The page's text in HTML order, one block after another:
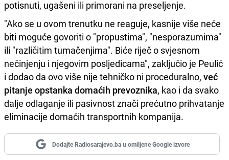
potisnuti, ugašeni ili primorani na preseljenje.
"Ako se u ovom trenutku ne reaguje, kasnije više neće
biti moguće govoriti o "propustima", "nesporazumima"
ili "različitim tumačenjima". Biće riječ o svjesnom
nečinjenju i njegovim posljedicama", zaključio je Peulić
i dodao da ovo više nije tehničko ni proceduralno, već
pitanje opstanka domaćih prevoznika, kao i da svako
dalje odlaganje ili pasivnost znači prećutno prihvatanje
eliminacije domaćih transportnih kompanija.
Dodajte Radiosarajevo.ba u omiljene Google izvore